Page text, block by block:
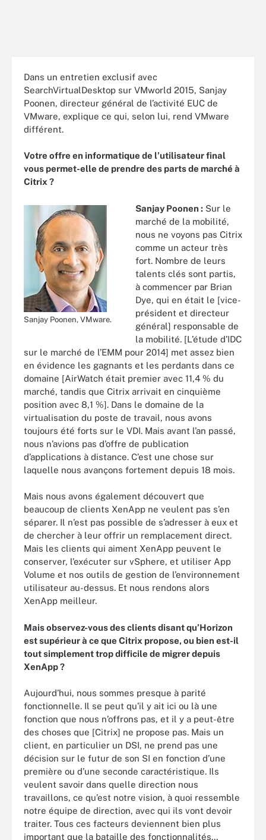
Dans un entretien exclusif avec
SearchVirtualDesktop sur VMworld 2015, Sanjay
Poonen, directeur général de l’activité EUC de
VMware, explique ce qui, selon lui, rend VMware
différent.
Votre offre en informatique de l’utilisateur final
vous permet-elle de prendre des parts de marché à
Citrix ?
Sanjay Poonen, VMware.
Sanjay Poonen : Sur le
marché de la mobilité,
nous ne voyons pas Citrix
comme un acteur très
fort. Nombre de leurs
talents clés sont partis,
à commencer par Brian
Dye, qui en était le [vice-
président et directeur
général] responsable de
la mobilité. [L’étude d’IDC
sur le marché de l’EMM pour 2014] met assez bien
en évidence les gagnants et les perdants dans ce
domaine [AirWatch était premier avec 11,4 % du
marché, tandis que Citrix arrivait en cinquième
position avec 8,1 %]. Dans le domaine de la
virtualisation du poste de travail, nous avons
toujours été forts sur le VDI. Mais avant l’an passé,
nous n’avions pas d’offre de publication
d’applications à distance. C’est une chose sur
laquelle nous avançons fortement depuis 18 mois.
Mais nous avons également découvert que
beaucoup de clients XenApp ne veulent pas s’en
séparer. Il n’est pas possible de s’adresser à eux et
de chercher à leur offrir un remplacement direct.
Mais les clients qui aiment XenApp peuvent le
conserver, l’exécuter sur vSphere, et utiliser App
Volume et nos outils de gestion de l’environnement
utilisateur au-dessus. Et nous rendons alors
XenApp meilleur.
Mais observez-vous des clients disant qu’Horizon
est supérieurà ce que Citrix propose, ou bien est-il
tout simplement trop difficile de migrer depuis
XenApp?
Aujourd’hui, nous sommes presque à parité
fonctionnelle. Il se peut qu’il y ait ici ou là une
fonction que nous n’offrons pas, et il y a peut-être
des choses que [Citrix] ne propose pas. Mais un
client, en particulier un DSI, ne prend pas une
décision sur le futur de son SI en fonction d’une
première ou d’une seconde caractéristique. Ils
veulent savoir dans quelle direction nous
travaillons, ce qu’est notre vision, à quoi ressemble
notre équipe de direction, avec qui ils vont devoir
traiter. Tous ces facteurs deviennent bien plus
important que la bataille des fonctionnalités…